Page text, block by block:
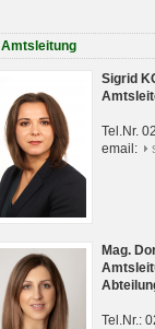
Amtsleitung
Sigrid
Tel.Nr.
email:
Mag.
Tel.Nr.: